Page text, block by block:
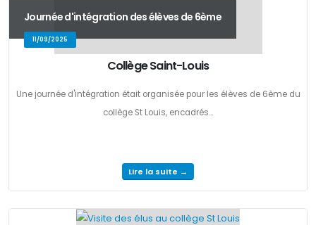
Journée d'intégration des élèves de 6ème
11/09/2025
Collège Saint-Louis
Une journée d'intégration était organisée pour les élèves de 6ème du
collège St Louis, encadrés...
Lire la suite →